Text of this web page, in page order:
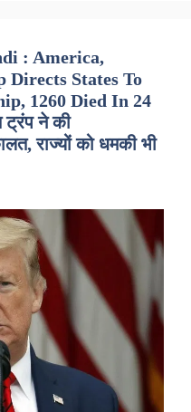
: America,
Directs States To
1260 Died In 24
ट्रंप ने की
राज्यों को धमकी भी